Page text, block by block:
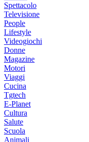
Spettacolo
Televisione
People
Lifestyle
Videogiochi
Donne
Magazine
Motori
Viaggi
Cucina
Tgtech
E-Planet
Cultura
Salute
Scuola
Animali